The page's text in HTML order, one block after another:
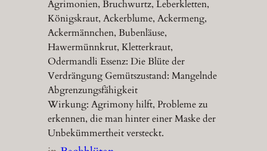
Agrimonien, Bruchwurtz, Leberkletten,
Königskraut, Ackerblume, Ackermeng,
Ackermännchen, Bubenläuse,
Hawermünnkrut, Kletterkraut,
Odermandli Essenz: Die Blüte der
Verdrängung Gemütszustand: Mangelnde
Abgrenzungsfähigkeit
Wirkung: Agrimony hilft, Probleme zu
erkennen, die man hinter einer Maske der
Unbekümmertheit versteckt.